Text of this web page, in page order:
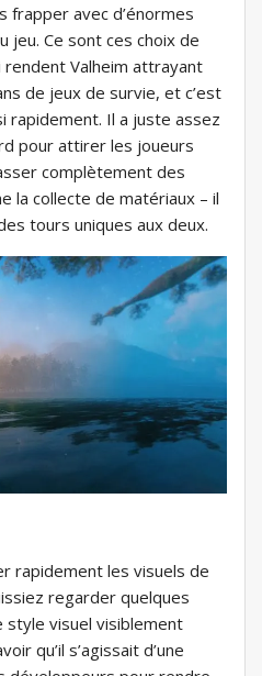
frapper avec d’énormes
jeu. Ce sont ces choix de
Valheim attrayant
de jeux de survie, et c’est
rapidement. Il a juste assez
pour attirer les joueurs
complètement des
la collecte de matériaux – il
tours uniques aux deux.
rapidement les visuels de
regarder quelques
style visuel visiblement
qu’il s’agissait d’une